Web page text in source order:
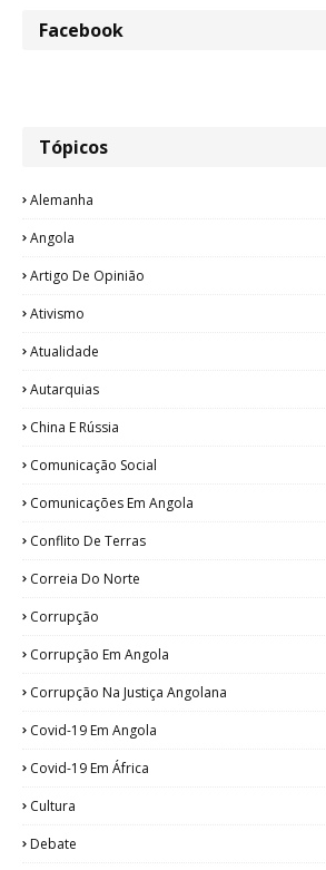
Facebook
Tópicos
Alemanha
Angola
Artigo De Opinião
Ativismo
Atualidade
Autarquias
China E Rússia
Comunicação Social
Comunicações Em Angola
Conflito De Terras
Correia Do Norte
Corrupção
Corrupção Em Angola
Corrupção Na Justiça Angolana
Covid-19 Em Angola
Covid-19 Em África
Cultura
Debate